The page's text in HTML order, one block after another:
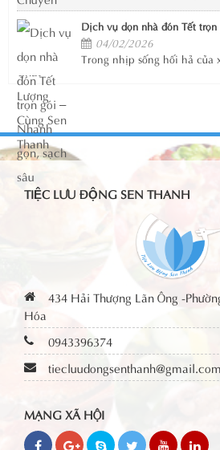
Dịch vụ dọn nhà đón Tết
04/02/2026
Trong nhịp sống hối hả của
TIỆC LƯU ĐỘNG SEN THANH
434 Hải Thượng Lãn Ông -
Hóa
0943396374
tiecluudongsenthanh@gmail.com
MẠNG XÃ HỘI